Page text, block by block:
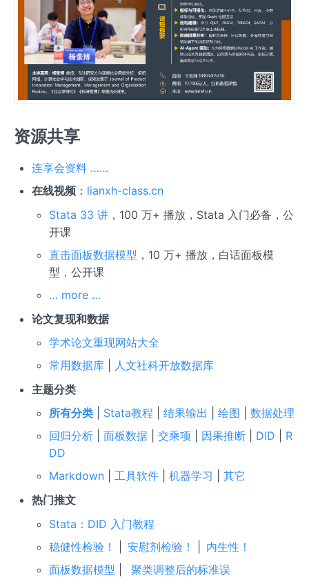
资源共享
连享会资料 ……
在线视频： lianxh-class.cn
Stata 33 讲 ，100 万+ 播放，Stata 入门必备，公
开课
直击面板数据模型 ，10 万+ 播放，白话面板模
型，公开课
… more …
论文复现和数据
学术论文重现网站大全
常用数据库
人文社科开放数据库
主题分类
所有分类
Stata教程 |结果输出 |绘图 |数据处理
回归分析 |面板数据 |交乘项 因果推断 DID
R
DD
Markdown |工具软件 |机器学习 |其它
热门推文
Stata：DID 入门教程
稳健性检验！
|安慰剂检验！
内生性！
面板数据模型 |聚类调整后的标准误